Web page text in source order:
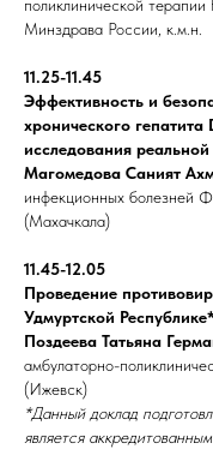
поликлинической
Минздрава России, к.м.н.
11.25-11.45
Эффективность и
хронического гепатита
исследования
Магомедова Саният
инфекционных болезней
(Махачкала)
11.45-12.05
Проведение
Удмуртской
Поздеева Татьяна
амбулаторно-
(Ижевск)
*Данный доклад
является